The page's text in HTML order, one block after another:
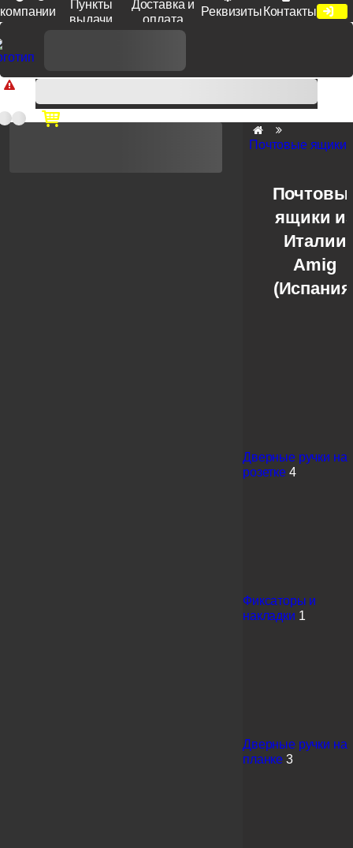
компании
Пункты
выдачи
Доставка и
оплата
Реквизиты Контакты
Доп. скидка от цен на сайте 7% при заказе от 50 тыс. руб
продукции Venezia, Fratelli, Tupai, Extreza, Melodia, Forme при
оплате по счету.
Почтовые ящики
ящики
Италии
Amig
Дверные ручки на
розетке 4
Фиксаторы и
накладки 1
Дверные ручки на
планке 3